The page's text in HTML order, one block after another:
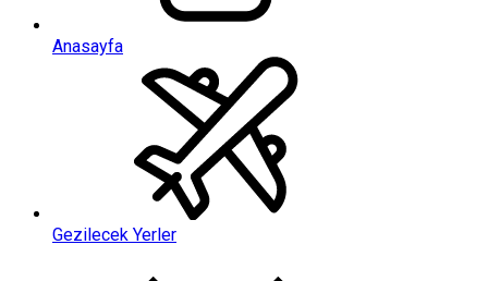
Anasayfa
Gezilecek Yerler